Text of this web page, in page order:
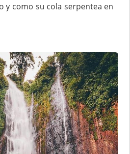
y como su cola serpentea en